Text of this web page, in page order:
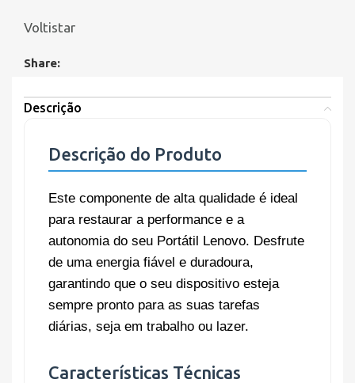
Voltistar
Share:
Descrição
Descrição do Produto
Este componente de alta qualidade é ideal
para restaurar a performance e a
autonomia do seu Portátil Lenovo. Desfrute
de uma energia fiável e duradoura,
garantindo que o seu dispositivo esteja
sempre pronto para as suas tarefas
diárias, seja em trabalho ou lazer.
Características Técnicas